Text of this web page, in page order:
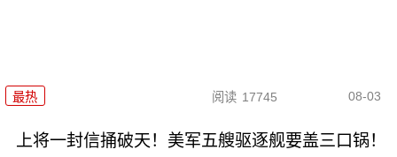
最热 阅读 17745 08-03
上将一封信捅破天！美军五艘驱逐舰要盖三口锅！